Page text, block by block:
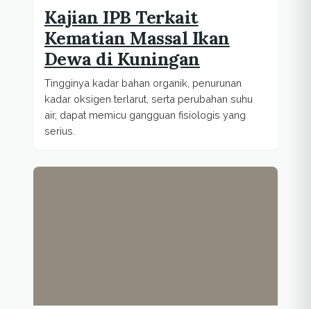
Kajian IPB Terkait
Kematian Massal Ikan
Dewa di Kuningan
Tingginya kadar bahan organik, penurunan
kadar oksigen terlarut, serta perubahan suhu
air, dapat memicu gangguan fisiologis yang
serius.